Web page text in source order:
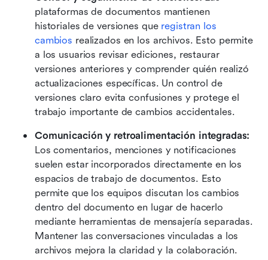
plataformas de documentos mantienen
historiales de versiones que registran los
cambios realizados en los archivos. Esto permite
a los usuarios revisar ediciones, restaurar
versiones anteriores y comprender quién realizó
actualizaciones específicas. Un control de
versiones claro evita confusiones y protege el
trabajo importante de cambios accidentales.
Comunicación y retroalimentación integradas:
Los comentarios, menciones y notificaciones
suelen estar incorporados directamente en los
espacios de trabajo de documentos. Esto
permite que los equipos discutan los cambios
dentro del documento en lugar de hacerlo
mediante herramientas de mensajería separadas.
Mantener las conversaciones vinculadas a los
archivos mejora la claridad y la colaboración.